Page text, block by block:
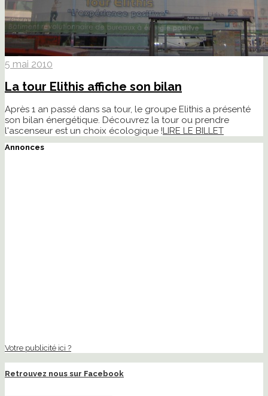
5 mai 2010
La tour Elithis affiche son bilan
Après 1 an passé dans sa tour, le groupe Elithis a présenté
son bilan énergétique. Découvrez la tour ou prendre
l'ascenseur est un choix écologique !LIRE LE BILLET
Annonces
Votre publicité ici ?
Retrouvez nous sur Facebook